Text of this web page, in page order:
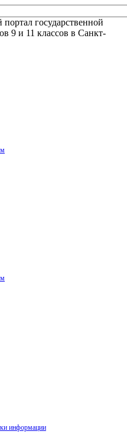
государственной
9 и 11 классов в Санкт-
информации